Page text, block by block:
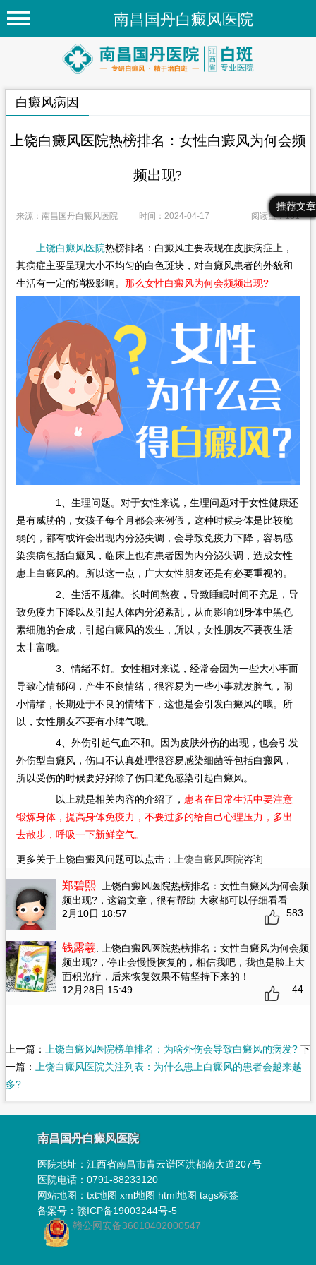
南昌国丹白癜风医院
首页
医院新闻
专家团队
白癜风常识
白癜风人群
白癜风部位
在线问诊
最新文章
热门文章
推荐文章
白癜风病因
上饶白癜风医院热榜排名：女性白癜风为何会频
频出现?
来源：南昌国丹白癜风医院 时间：2024-04-17 阅读量：181
上饶白癜风医院热榜排名：白癜风主要表现在皮肤病症上，
其病症主要呈现大小不均匀的白色斑块，对白癜风患者的外貌和
生活有一定的消极影响。 那么女性白癜风为何会频频出现?
1、生理问题。对于女性来说，生理问题对于女性健康还
是有威胁的，女孩子每个月都会来例假，这种时候身体是比较脆
弱的，都有或许会出现内分泌失调，会导致免疫力下降，容易感
染疾病包括白癜风，临床上也有患者因为内分泌失调，造成女性
患上白癜风的。所以这一点，广大女性朋友还是有必要重视的。
2、生活不规律。长时间熬夜，导致睡眠时间不充足，导
致免疫力下降以及引起人体内分泌紊乱，从而影响到身体中黑色
素细胞的合成，引起白癜风的发生，所以，女性朋友不要夜生活
太丰富哦。
3、情绪不好。女性相对来说，经常会因为一些大小事而
导致心情郁闷，产生不良情绪，很容易为一些小事就发脾气，闹
小情绪，长期处于不良的情绪下，这也是会引发白癜风的哦。所
以，女性朋友不要有小脾气哦。
4、外伤引起气血不和。因为皮肤外伤的出现，也会引发
外伤型白癜风，伤口不认真处理很容易感染细菌等包括白癜风，
所以受伤的时候要好好除了伤口避免感染引起白癜风。
以上就是相关内容的介绍了， 患者在日常生活中要注意
锻炼身体，提高身体免疫力，不要过多的给自己心理压力，多出
去散步，呼吸一下新鲜空气。
更多关于上饶白癜风问题可以点击： 上饶白癜风医院咨询
郑碧熙: 上饶白癜风医院热榜排名：女性白癜风为何会频
频出现?，这篇文章，很有帮助 大家都可以仔细看看
2月10日 18:57
583
钱露羲: 上饶白癜风医院热榜排名：女性白癜风为何会频
频出现?，停止会慢慢恢复的，相信我吧，我也是脸上大
面积光疗，后来恢复效果不错坚持下来的！
12月28日 15:49
44
上一篇： 上饶白癜风医院榜单排名：为啥外伤会导致白癜风的病发?下
一篇： 上饶白癜风医院关注列表：为什么患上白癜风的患者会越来越
多?
南昌国丹白癜风医院
医院地址：江西省南昌市青云谱区洪都南大道207号
医院电话：0791-88233120
网站地图：txt地图 xml地图 html地图 tags标签
备案号：赣ICP备19003244号-5
赣公网安备36010402000547